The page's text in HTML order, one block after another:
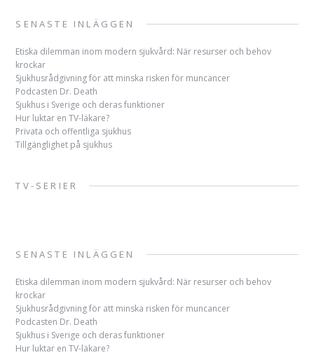
SENASTE INLÄGGEN
Etiska dilemman inom modern sjukvård: När resurser och behov
krockar
Sjukhusrådgivning för att minska risken för muncancer
Podcasten Dr. Death
Sjukhus i Sverige och deras funktioner
Hur luktar en TV-läkare?
Privata och offentliga sjukhus
Tillgänglighet på sjukhus
TV-SERIER
SENASTE INLÄGGEN
Etiska dilemman inom modern sjukvård: När resurser och behov
krockar
Sjukhusrådgivning för att minska risken för muncancer
Podcasten Dr. Death
Sjukhus i Sverige och deras funktioner
Hur luktar en TV-läkare?